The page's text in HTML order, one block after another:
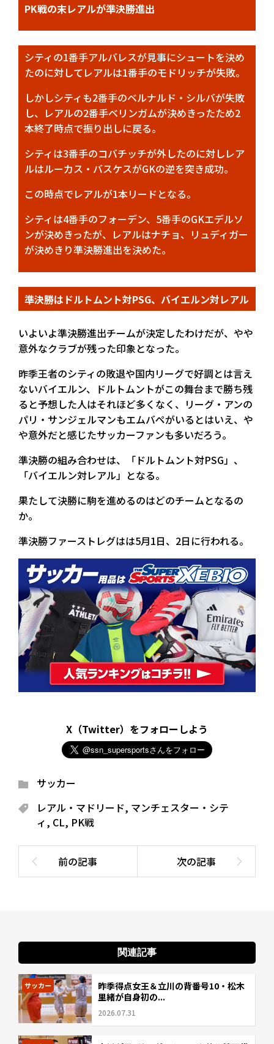
PK戦の末レアルが準決勝進出
シティの1番手アルバレスが見事にシュートを決め
たのに対してレアルは1番手のモドリッチが失敗。
しかしシティも2番手のベルナルド・シルバが失敗
し、レアルの2番手ベリンガムが決めきったため2
本終了時点で振り出しに戻る。
シティは3番手のコバチッチが外したのに対しレア
ルはルーカス・バスケスがGKの逆を突き成功。
この時点でレアルが1本リードとなる。
シティは4番手のフォーデン、5番手のGKエデルソ
ンが決めきったが、レアルはナチョ、リュディガー
が決めきり準決勝進出を決めた。
準決勝はドルトムント対PSG、バイエルン対レアル
いよいよ準決勝進出チームが決定したわけだが、やや
意外なクラブが残った印象となった。
昨季王者のシティの敗退や国内リーグで好調とは言え
ないバイエルン、ドルトムントがこの舞台まで勝ち残
ると予想した人はそれほど多くなく、リーグ・アンの
パリ・サンジェルマンもエムバペがいるとはいえ、や
や意外だと感じたサッカーファンも多いだろう。
準決勝の組み合わせは、「ドルトムント対PSG」、
「バイエルン対レアル」となる。
果たして決勝に駒を進めるのはどのチームとなるの
か。
準決勝ファーストレグはは5月1日、2日に行われる。
X（Twitter）をフォローしよう
サッカー
レアル・マドリード, マンチェスター・シテ
ィ, CL, PK戦
関連記事
サッカー
昨季得点女王＆立川の背番号10・松木
里緒が自身初の...
2026.07.31